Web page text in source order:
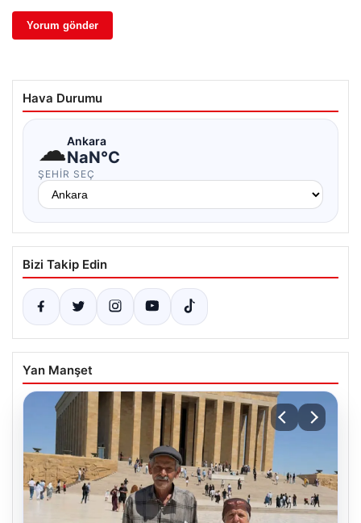
Hava Durumu
☁Ankara
NaN°C
ŞEHIR SEÇ
Bizi Takip Edin
Yan Manşet